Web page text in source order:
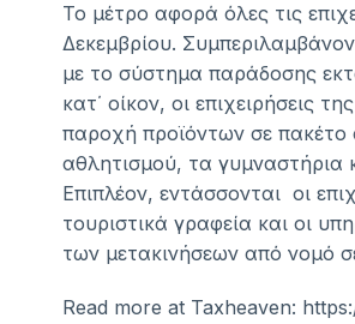
Το μέτρο αφορά όλες τις
Δεκεμβρίου.
με το σύστημα παράδοσης
κατ΄ οίκον, οι επιχειρήσεις
παροχή προϊόντων σε πακέτο
αθλητισμού, τα γυμναστήρια
Επιπλέον, εντάσσονται οι
τουριστικά γραφεία και οι
των μετακινήσεων από νομό
Read more at Taxheaven: